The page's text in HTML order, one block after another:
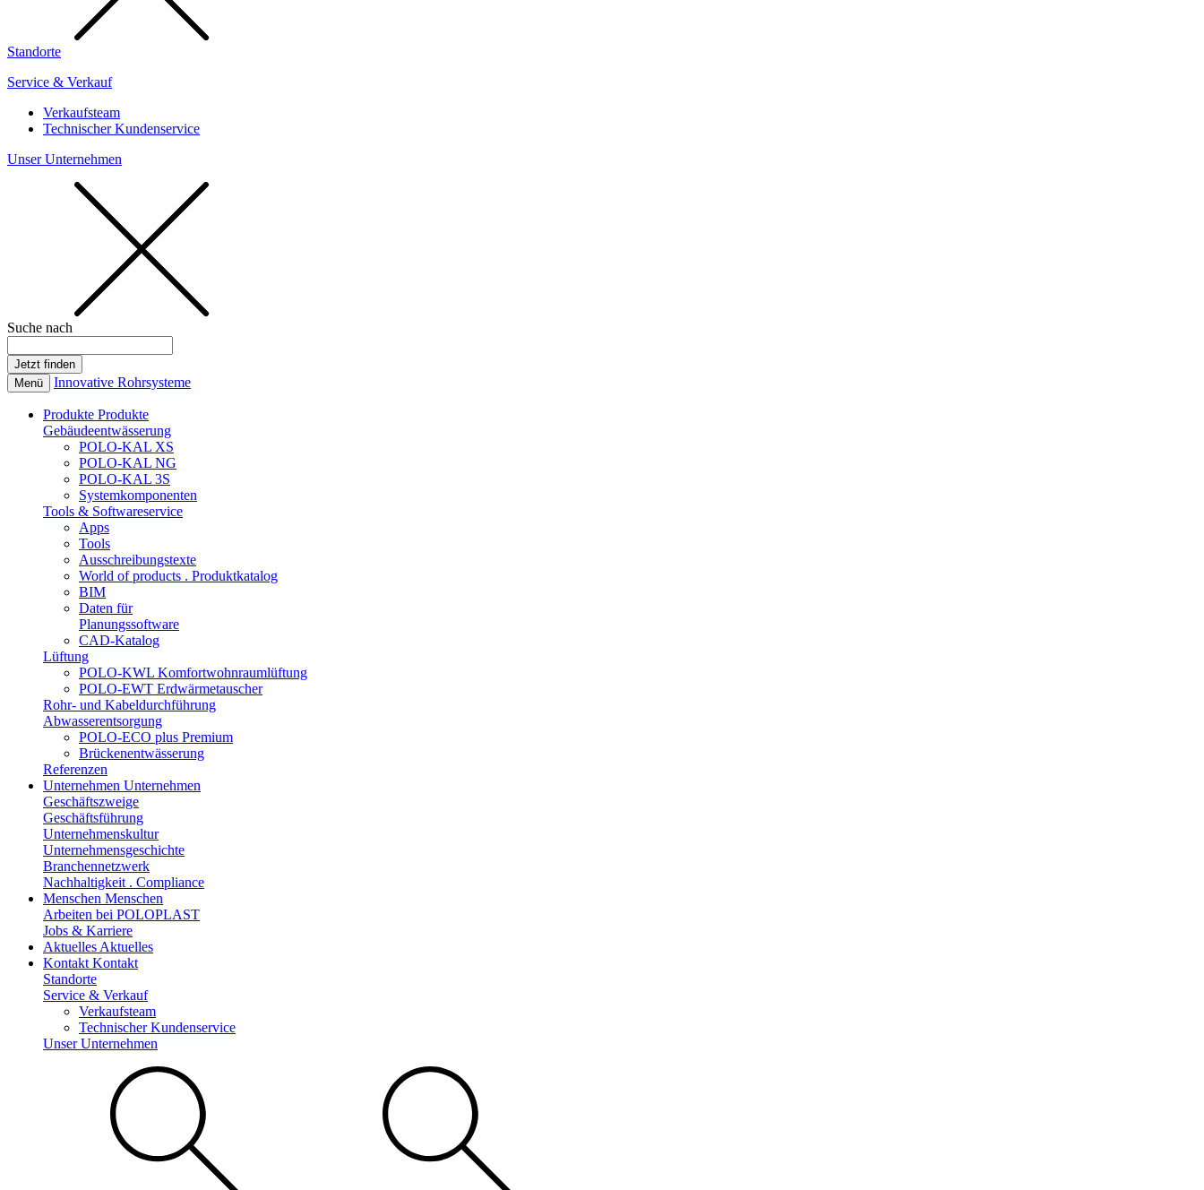
Standorte
Service & Verkauf
Verkaufsteam
Technischer Kundenservice
Unser Unternehmen
Suche nach
Menü Innovative Rohrsysteme
Produkte Produkte
Gebäudeentwässerung
POLO-KAL XS
POLO-KAL NG
POLO-KAL 3S
Systemkomponenten
Tools & Softwareservice
Apps
Tools
Ausschreibungstexte
World of products . Produktkatalog
BIM
Daten für
Planungssoftware
CAD-Katalog
Lüftung
POLO-KWL Komfortwohnraumlüftung
POLO-EWT Erdwärmetauscher
Rohr- und Kabeldurchführung
Abwasserentsorgung
POLO-ECO plus Premium
Brückenentwässerung
Referenzen
Unternehmen Unternehmen
Geschäftszweige
Geschäftsführung
Unternehmenskultur
Unternehmensgeschichte
Branchennetzwerk
Nachhaltigkeit . Compliance
Menschen Menschen
Arbeiten bei POLOPLAST
Jobs & Karriere
Aktuelles Aktuelles
Kontakt Kontakt
Standorte
Service & Verkauf
Verkaufsteam
Technischer Kundenservice
Unser Unternehmen